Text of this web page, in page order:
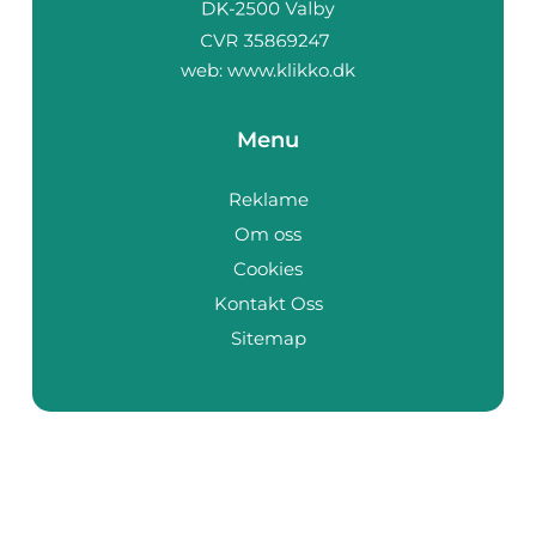
web: www.klikko.dk
Menu
Reklame
Om oss
Cookies
Kontakt Oss
Sitemap